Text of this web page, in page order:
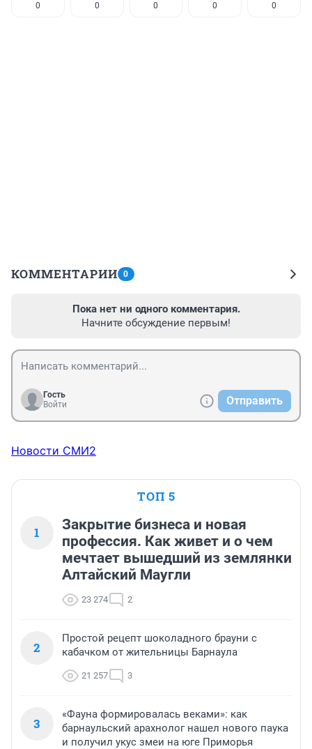
0 0 0 0 0
КОММЕНТАРИИ 0
Пока нет ни одного комментария.
Начните обсуждение первым!
Гость
Войти
Отправить
Новости СМИ2
ТОП 5
1
Закрытие бизнеса и новая
профессия. Как живет и о чем
мечтает вышедший из землянки
Алтайский Маугли
23 274 2
2
Простой рецепт шоколадного брауни с
кабачком от жительницы Барнаула
21 257 3
3
«Фауна формировалась веками»: как
барнаульский арахнолог нашел нового паука
и получил укус змеи на юге Приморья